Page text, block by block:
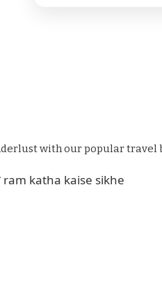
with our popular travel